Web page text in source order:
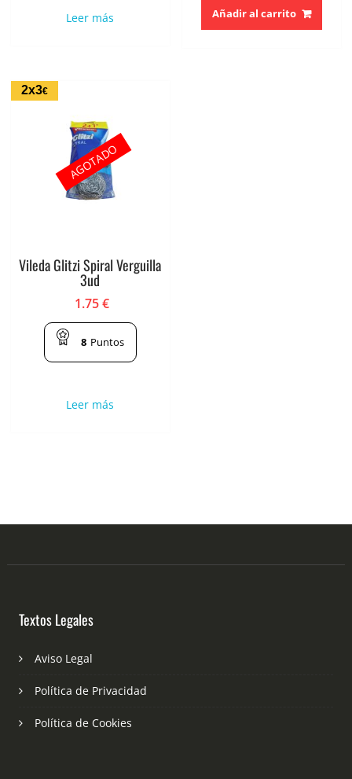
Leer más Añadir al carrito
2x3€
Vileda Glitzi Spiral Verguilla
3ud
1.75€
8 Puntos
Leer más
AGOTADO
Textos Legales
Aviso Legal
Política de Privacidad
Política de Cookies